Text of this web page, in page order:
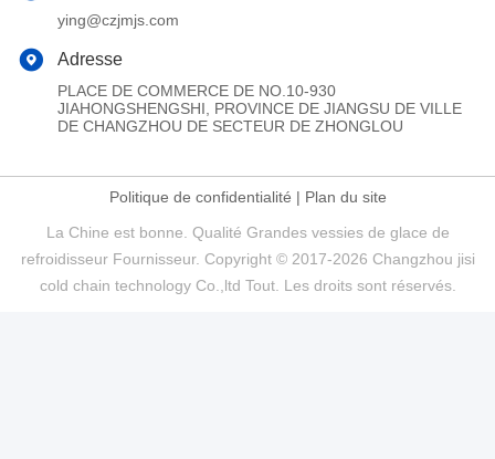
ying@czjmjs.com
Adresse
PLACE DE COMMERCE DE NO.10-930
JIAHONGSHENGSHI, PROVINCE DE JIANGSU DE VILLE
DE CHANGZHOU DE SECTEUR DE ZHONGLOU
Politique de confidentialité | Plan du site
La Chine est bonne. Qualité Grandes vessies de glace de
refroidisseur Fournisseur. Copyright © 2017-2026 Changzhou jisi
cold chain technology Co.,ltd Tout. Les droits sont réservés.